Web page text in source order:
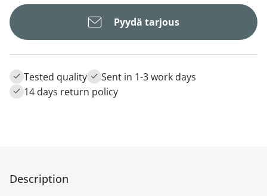
Pyydä tarjous
Tested quality
Sent in 1-3 work days
14 days return policy
Description